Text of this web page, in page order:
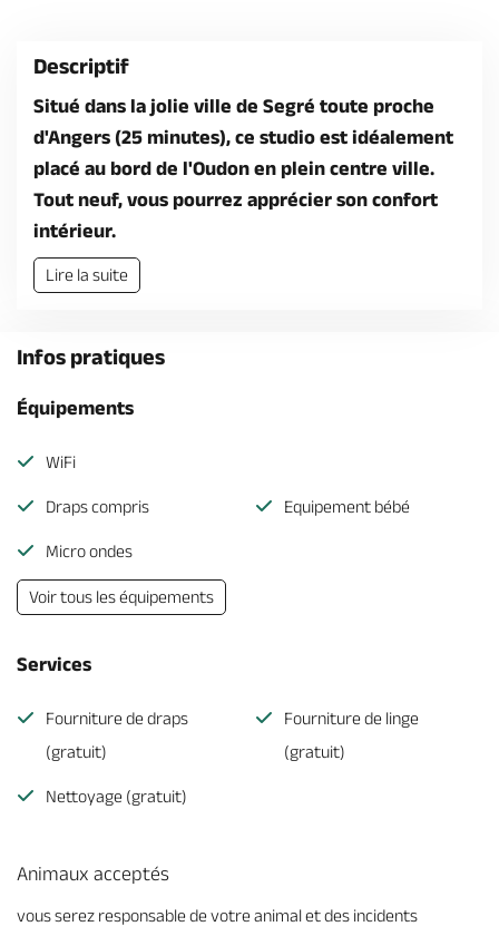
Brochures & Cartes Offices de tourisme Comment venir ? Ecrivez-nous
Descriptif
Situé dans la jolie ville de Segré toute proche
d'Angers (25 minutes)​, ce studio est idéalement
placé au bord de l'Oudon en plein centre ville.
Tout neuf, vous pourrez apprécier son confort
intérieur.
Lire la suite
Infos pratiques
Équipements
WiFi
Draps compris Equipement bébé
Micro ondes
Voir tous les équipements
Services
Fourniture de draps
(gratuit)
Fourniture de linge
(gratuit)
Nettoyage (gratuit)
Animaux acceptés
vous serez responsable de votre animal et des incidents